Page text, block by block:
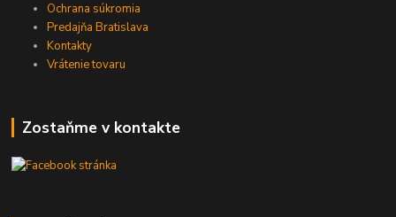
Ochrana súkromia
Predajňa Bratislava
Kontakty
Vrátenie tovaru
Zostaňme v kontakte